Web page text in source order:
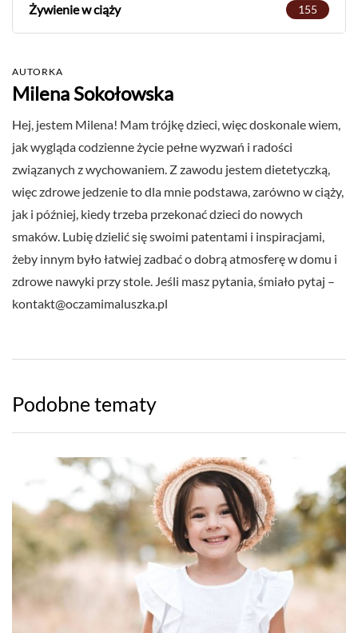
Żywienie w ciąży 155
AUTORKA
Milena Sokołowska
Hej, jestem Milena! Mam trójkę dzieci, więc doskonale wiem,
jak wygląda codzienne życie pełne wyzwań i radości
związanych z wychowaniem. Z zawodu jestem dietetyczką,
więc zdrowe jedzenie to dla mnie podstawa, zarówno w ciąży,
jak i później, kiedy trzeba przekonać dzieci do nowych
smaków. Lubię dzielić się swoimi patentami i inspiracjami,
żeby innym było łatwiej zadbać o dobrą atmosferę w domu i
zdrowe nawyki przy stole. Jeśli masz pytania, śmiało pytaj –
kontakt@oczamimaluszka.pl
Podobne tematy